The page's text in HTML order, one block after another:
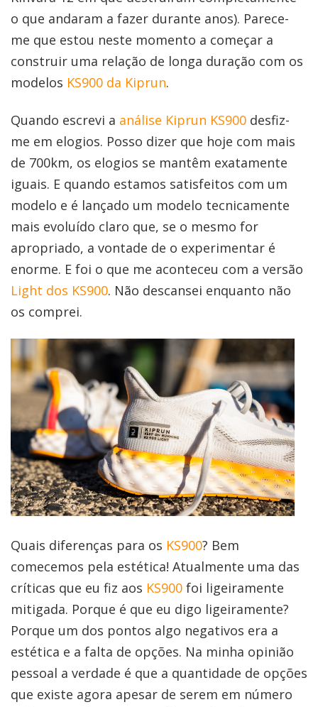
o que andaram a fazer durante anos). Parece-
me que estou neste momento a começar a
construir uma relação de longa duração com os
modelos KS900 da Kiprun.
Quando escrevi a análise Kiprun KS900 desfiz-
me em elogios. Posso dizer que hoje com mais
de 700km, os elogios se mantêm exatamente
iguais. E quando estamos satisfeitos com um
modelo e é lançado um modelo tecnicamente
mais evoluído claro que, se o mesmo for
apropriado, a vontade de o experimentar é
enorme. E foi o que me aconteceu com a versão
Light dos KS900. Não descansei enquanto não
os comprei.
Quais diferenças para os KS900? Bem
comecemos pela estética! Atualmente uma das
críticas que eu fiz aos KS900 foi ligeiramente
mitigada. Porque é que eu digo ligeiramente?
Porque um dos pontos algo negativos era a
estética e a falta de opções. Na minha opinião
pessoal a verdade é que a quantidade de opções
que existe agora apesar de serem em número